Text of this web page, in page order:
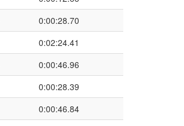
0:00:28.70
0:02:24.41
0:00:46.96
0:00:28.39
0:00:46.84